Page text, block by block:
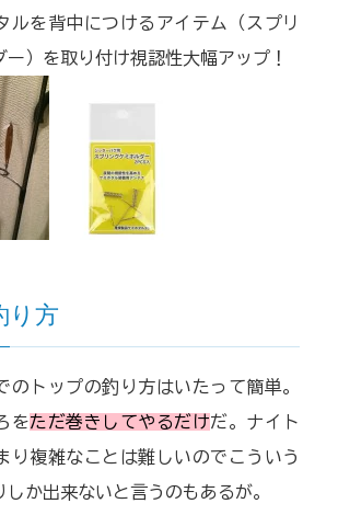
ルを背中につけるアイテム（スプリ
ー）を取り付け視認性大幅アップ！
り方
のトップの釣り方はいたって簡単。
をただ巻きしてやるだけだ。ナイト
り複雑なことは難しいのでこういう
しか出来ないと言うのもあるが。